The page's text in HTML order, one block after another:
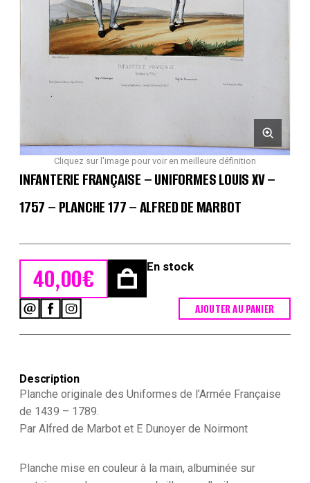
Cliquez sur l'image pour voir en meilleure définition
INFANTERIE FRANÇAISE – UNIFORMES LOUIS XV –
1757 – PLANCHE 177 – ALFRED DE MARBOT
40,00€ En stock
Louis
XV
-
1757
177
AJOUTER AU PANIER
Description
Planche originale des Uniformes de l’Armée Française
de 1439 – 1789.
Par Alfred de Marbot et E Dunoyer de Noirmont
Planche mise en couleur à la main, albuminée sur